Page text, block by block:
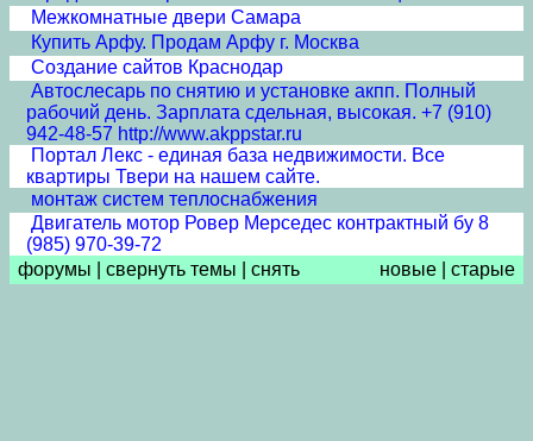
Межкомнатные двери Cамара
Купить Арфу. Продам Арфу г. Москва
Создание сайтов Краснодар
Автослесарь по снятию и установке акпп. Полный
рабочий день. Зарплата сдельная, высокая. +7 (910)
942-48-57 http://www.akppstar.ru
Портал Лекс - единая база недвижимости. Все
квартиры Твери на нашем сайте.
монтаж систем теплоснабжения
Двигатель мотор Ровер Мерседес контрактный бу 8
(985) 970-39-72
форумы
свернуть темы снять новые старые